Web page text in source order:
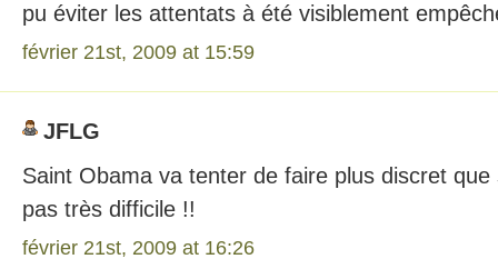
pu éviter les attentats à été visiblement
février 21st, 2009 at 15:59
JFLG
Saint Obama va tenter de faire plus discret
pas très difficile !!
février 21st, 2009 at 16:26